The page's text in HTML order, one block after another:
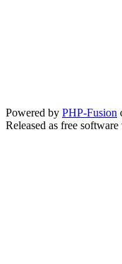
Powered by PHP-Fusion
Released as free